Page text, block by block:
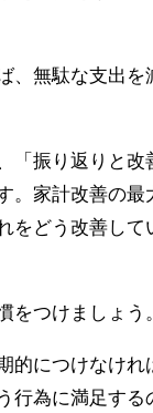
、無駄な支出を
「振り返りと改
。家計改善の最
をどう改善して
をつけましょう
的につけなけれ
行為に満足する